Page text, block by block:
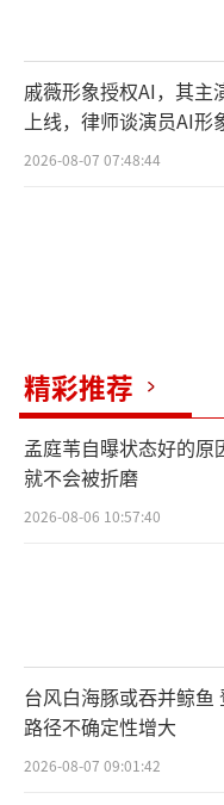
戚薇形象授权AI，其主
上线，律师谈演员AI形
数字资产
2026-08-07 07:48:44
精彩推荐
孟庭苇自曝状态好的原
就不会被折磨
2026-08-06 10:57:40
台风白海豚或吞并鲸鱼
路径不确定性增大
2026-08-07 09:01:42